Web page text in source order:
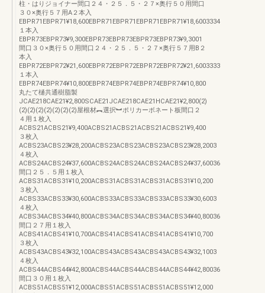
柱・はりジョイナー間口２４・２５．５・２７×奥行５０用間口
３０×奥行５７用A２本入
EBPR71EBPR71¥18,600EBPR71EBPR71EBPR71EBPR71¥18,6003334
１本入
EBPR73EBPR73¥9,300EBPR73EBPR73EBPR73EBPR73¥9,3001
間口３０×奥行５０用間口２４・２５．５・２７×奥行５７用B２
本入
EBPR72EBPR72¥21,600EBPR72EBPR72EBPR72EBPR72¥21,6003333
１本入
EBPR74EBPR74¥10,800EBPR74EBPR74EBPR74EBPR74¥10,800
丸たて樋共通樹脂製
JCAE218CAE21¥2,800SCAE21JCAE218CAE21HCAE21¥2,800(2)
(2)(2)(2)(2)(2)(2)(2)屋根材︻選択︼ポリカーボネート板間口２
４用１枚入
ACBS21ACBS21¥9,400ACBS21ACBS21ACBS21ACBS21¥9,400
３枚入
ACBS23ACBS23¥28,200ACBS23ACBS23ACBS23ACBS23¥28,2003
４枚入
ACBS24ACBS24¥37,600ACBS24ACBS24ACBS24ACBS24¥37,60036
間口２５．５用１枚入
ACBS31ACBS31¥10,200ACBS31ACBS31ACBS31ACBS31¥10,200
３枚入
ACBS33ACBS33¥30,600ACBS33ACBS33ACBS33ACBS33¥30,6003
４枚入
ACBS34ACBS34¥40,800ACBS34ACBS34ACBS34ACBS34¥40,80036
間口２７用１枚入
ACBS41ACBS41¥10,700ACBS41ACBS41ACBS41ACBS41¥10,700
３枚入
ACBS43ACBS43¥32,100ACBS43ACBS43ACBS43ACBS43¥32,1003
４枚入
ACBS44ACBS44¥42,800ACBS44ACBS44ACBS44ACBS44¥42,80036
間口３０用１枚入
ACBS51ACBS51¥12,000ACBS51ACBS51ACBS51ACBS51¥12,000